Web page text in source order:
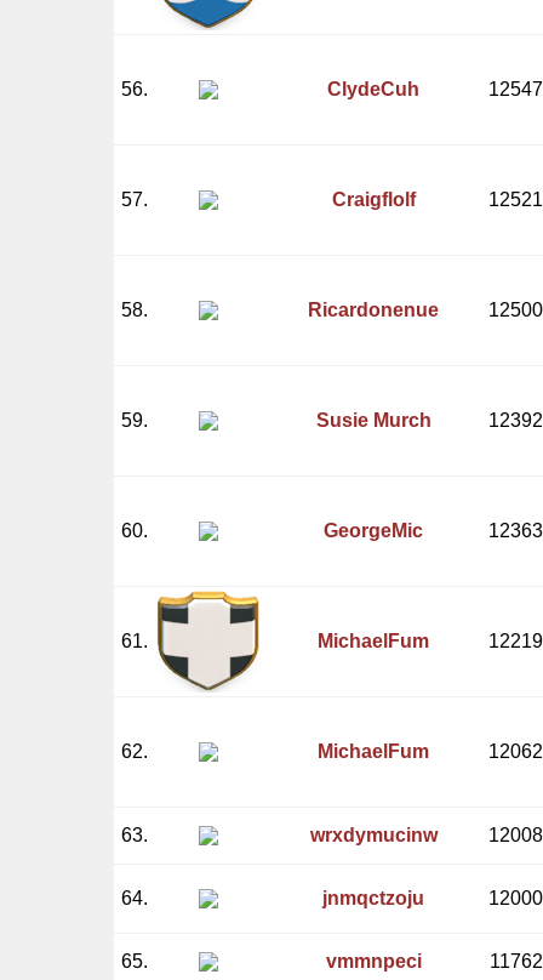
56. ClydeCuh 12547
57. Craigflolf 12521
58. Ricardonenue 12500
59. Susie Murch 12392
60. GeorgeMic 12363
61. MichaelFum 12219
62. MichaelFum 12062
63. wrxdymucinw 12008
64. jnmqctzoju 12000
65. vmmnpeci 11762